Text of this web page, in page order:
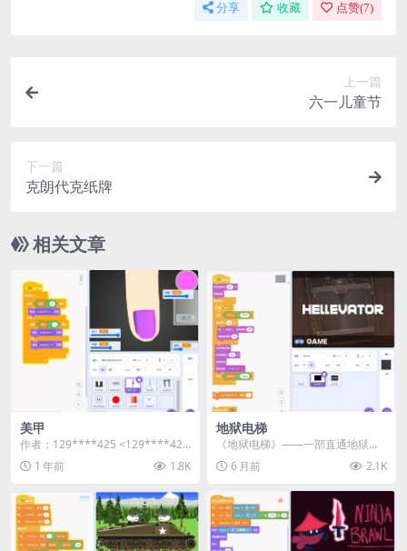
分享 收藏 点赞(7)
上一篇
六一儿童节
下一篇
克朗代克纸牌
相关文章
美甲
作者：129****425 <129****425
@qq.com> ...
1 年前 1.8K
地狱电梯
《地狱电梯》——一部直通地狱的
电梯。电梯的绳索会断裂，让你坠
入地狱。完成任务可获...
6 月前 2.1K